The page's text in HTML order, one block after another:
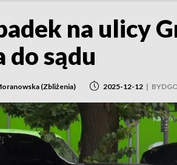
na ulicy
do sądu
(Zbliżenia) 2025-12-12 |